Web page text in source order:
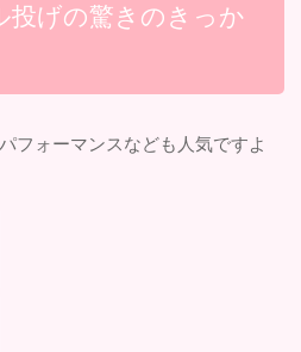
投げの驚きのきっか
フォーマンスなども人気ですよ